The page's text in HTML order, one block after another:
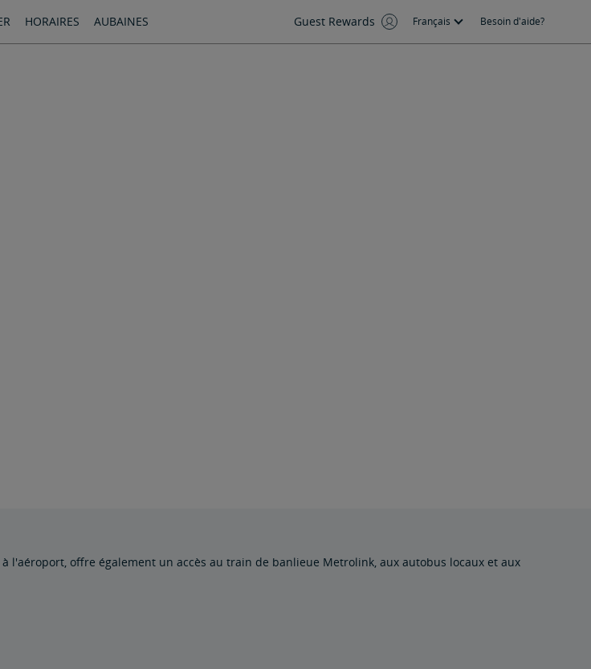
HORAIRES AUBAINES Guest Rewards Français Besoin d'aide?
l'aéroport, offre également un accès au train de banlieue Metrolink, aux autobus locaux et aux